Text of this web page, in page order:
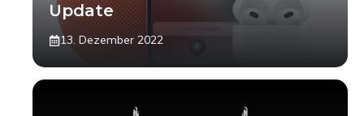
Update
13. Dezember 2022